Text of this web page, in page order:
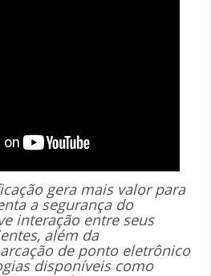
gera mais valor para
a segurança do
interação entre seus
além da
de ponto eletrônico
disponíveis como